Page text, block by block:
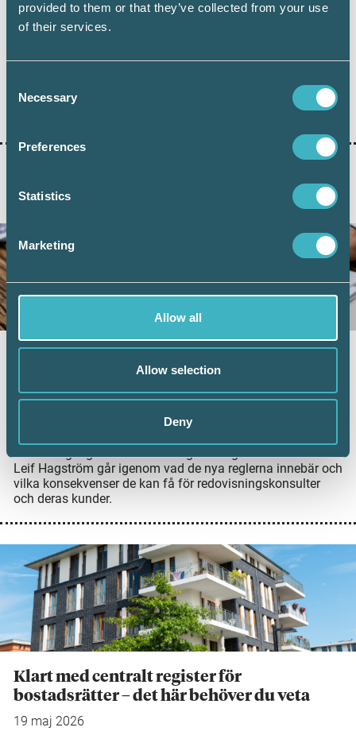
provided to them or that they’ve collected from your use
of their services.
Selection
Necessary
Preferences
Statistics
Marketing
Allow all
Allow selection
Deny
Dela:
AKTUELLA ARTIKLAR
regler från den 1 juli
4 juni 2026
Den 1 juli 2026 får Skatteverket utökade möjligheter dels
Leif Hagström går igenom vad de nya reglerna innebär och
vilka konsekvenser de kan få för redovisningskonsulter
och deras kunder.
Klart med centralt register för
bostadsrätter – det här behöver du veta
19 maj 2026